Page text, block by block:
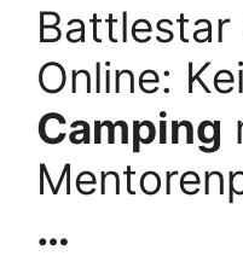
Battlestar
Online:
Camping
…